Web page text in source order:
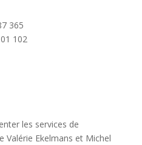
365
102
les services de
Ekelmans et Michel